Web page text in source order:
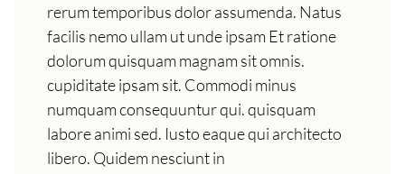
rerum temporibus dolor assumenda. Natus
facilis nemo ullam ut unde ipsam Et ratione
dolorum quisquam magnam sit omnis.
cupiditate ipsam sit. Commodi minus
numquam consequuntur qui. quisquam
labore animi sed. Iusto eaque qui architecto
libero. Quidem nesciunt in